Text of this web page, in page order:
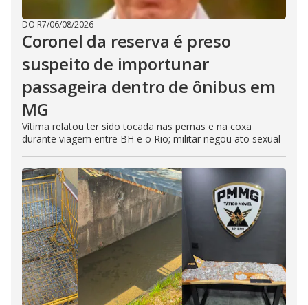
DO R7/06/08/2026
Coronel da reserva é preso
suspeito de importunar
passageira dentro de ônibus em
MG
Vítima relatou ter sido tocada nas pernas e na coxa
durante viagem entre BH e o Rio; militar negou ato sexual